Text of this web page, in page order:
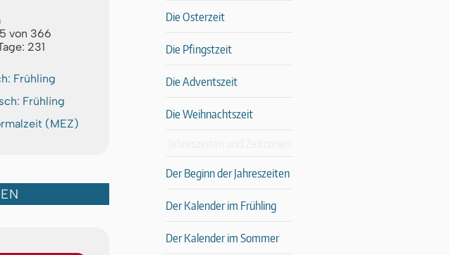
von 366
231
Frühling
Frühling
(MEZ)
Die Osterzeit
Die Pfingstzeit
Die Adventszeit
Die Weihnachtszeit
Der Beginn der Jahreszeiten
Der Kalender im Frühling
Der Kalender im Sommer